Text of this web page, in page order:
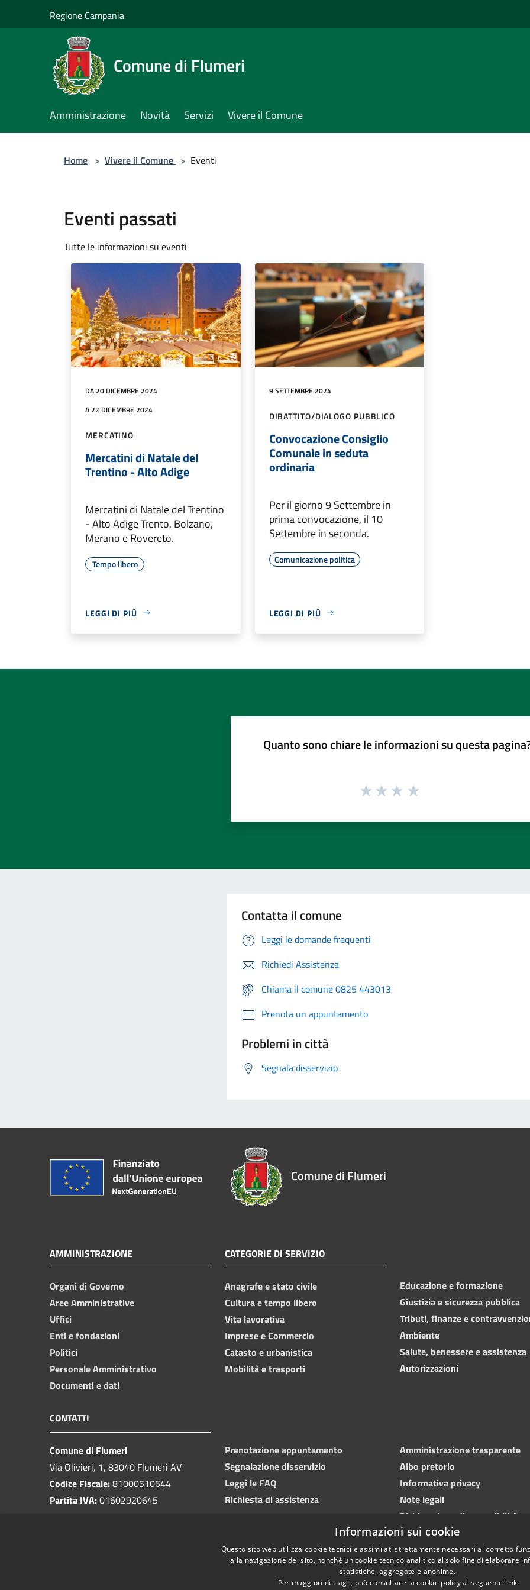
Regione Campania
Comune di Flumeri
Amministrazione Novità Servizi Vivere il Comune
Home > Vivere il Comune > Eventi
Eventi passati
Tutte le informazioni su eventi
DA 20 DICEMBRE 2024
A 22 DICEMBRE 2024
MERCATINO
Mercatini di Natale del
Trentino - Alto Adige
Mercatini di Natale del Trentino
- Alto Adige Trento, Bolzano,
Merano e Rovereto.
Tempo libero
LEGGI DI PIÙ
9 SETTEMBRE 2024
DIBATTITO/DIALOGO PUBBLICO
Convocazione Consiglio
Comunale in seduta
ordinaria
Per il giorno 9 Settembre in
prima convocazione, il 10
Settembre in seconda.
Comunicazione politica
LEGGI DI PIÙ
Quanto sono chiare le informazioni su questa
Contatta il comune
Leggi le domande frequenti
Richiedi Assistenza
Chiama il comune 0825 443013
Prenota un appuntamento
Problemi in città
Segnala disservizio
Comune di Flumeri
AMMINISTRAZIONE
Organi di Governo
Aree Amministrative
Uffici
Enti e fondazioni
Politici
Personale Amministrativo
Documenti e dati
CATEGORIE DI SERVIZIO
Anagrafe e stato civile
Cultura e tempo libero
Vita lavorativa
Imprese e Commercio
Catasto e urbanistica
Mobilità e trasporti
Educazione e formazione
Giustizia e sicurezza pubblica
Tributi, finanze e
Ambiente
Salute, benessere e assistenza
Autorizzazioni
CONTATTI
Comune di Flumeri
Via Olivieri, 1, 83040 Flumeri AV
Codice Fiscale:81000510644
Partita IVA:01602920645
Prenotazione appuntamento
Segnalazione disservizio
Leggi le FAQ
Richiesta di assistenza
Amministrazione trasparente
Albo pretorio
Informativa privacy
Note legali
Dichiarazione di accessibilità
Informazioni sui cookie
Questo sito web utilizza cookie tecnici e assimilati strettamente necessari al corretto
alla navigazione del sito, nonché un cookie tecnico analitico al solo fine di elaborare
statistiche, aggregate e anonime.
Per maggiori dettagli, può consultare la cookie policy al seguente link